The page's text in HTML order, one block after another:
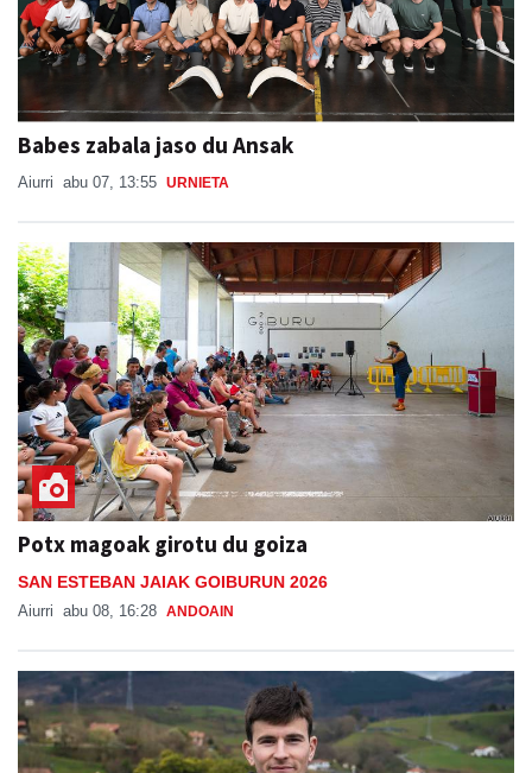
Babes zabala jaso du Ansak
Aiurri abu 07, 13:55 URNIETA
Potx magoak girotu du goiza
SAN ESTEBAN JAIAK GOIBURUN 2026
Aiurri abu 08, 16:28 ANDOAIN